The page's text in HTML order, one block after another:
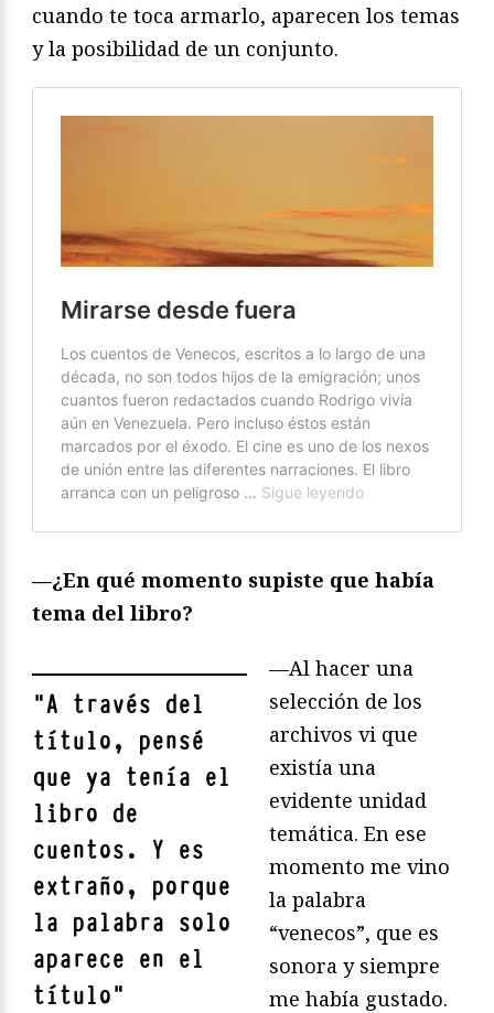
cuando te toca armarlo, aparecen los temas
y la posibilidad de un conjunto.
—¿En qué momento supiste que había
tema del libro?
"A través del
título, pensé
que ya tenía el
libro de
cuentos. Y es
extraño, porque
la palabra solo
aparece en el
título"
—Al hacer una
selección de los
archivos vi que
existía una
evidente unidad
temática. En ese
momento me vino
la palabra
“venecos”, que es
sonora y siempre
me había gustado.